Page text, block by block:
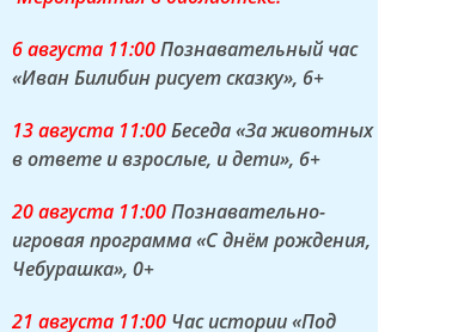
6 августа 11:00Познавательный час
«Иван Билибин рисует сказку», 6+
13 августа 11:00Беседа «За животных
в ответе и взрослые, и дети», 6+
20 августа 11:00Познавательно-
игровая программа «С днём рождения,
Чебурашка», 0+
21 августа 11:00 Час истории «Под